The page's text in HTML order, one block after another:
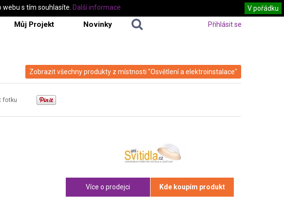
Můj Projekt Novinky Přihlásit se
Zobrazit všechny produkty z místnosti "Osvětlení a elektroinstalace"
fotku
Více o prodejci Kde koupím produkt
s tím souhlasíte. V pořádku
Další informace